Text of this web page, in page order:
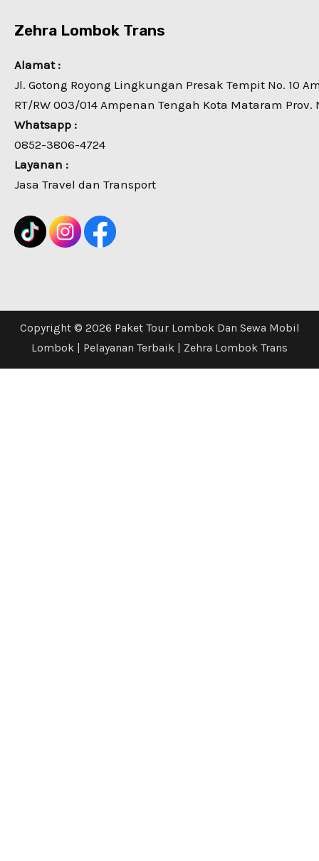
Zehra Lombok Trans
Alamat :
Jl. Gotong Royong Lingkungan Presak Tempit No. 10
RT/RW 003/014 Ampenan Tengah Kota Mataram Prov.
Whatsapp :
0852-3806-4724
Layanan :
Jasa Travel dan Transport
Copyright © 2026 Paket Tour Lombok Dan Sewa Mobil
Lombok | Pelayanan Terbaik | Zehra Lombok Trans